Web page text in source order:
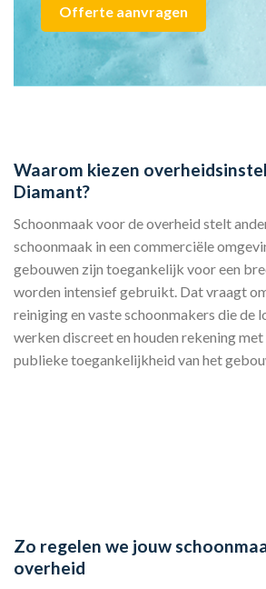
Offerte aanvragen
Waarom kiezen
Diamant?
Schoonmaak voor de overheid stelt
schoonmaak in een commerciële
gebouwen zijn toegankelijk voor een
worden intensief gebruikt. Dat vraagt
reiniging en vaste schoonmakers die de
werken discreet en houden rekening
publieke toegankelijkheid van het
Zo regelen we jouw
overheid